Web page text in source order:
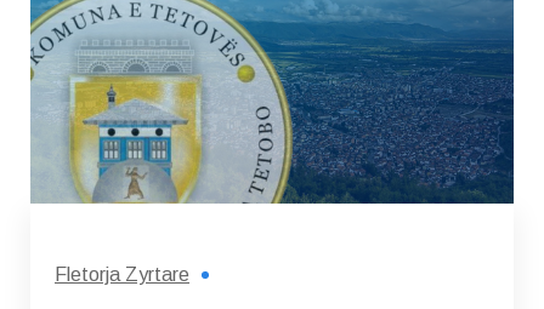
Fletorja Zyrtare